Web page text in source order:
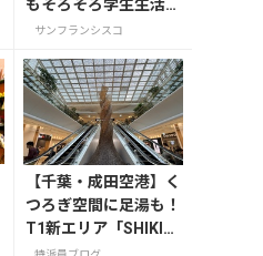
もそろそろ学生生活に
慣れてきた頃です。
サンフランシスコ
【千葉・成田空港】く
つろぎ空間に足湯も！
T1新エリア「SHIKIS
AI GARDEN」